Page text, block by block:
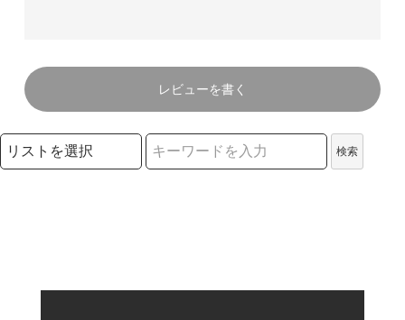
レビューを書く
検索リストの選択
検索